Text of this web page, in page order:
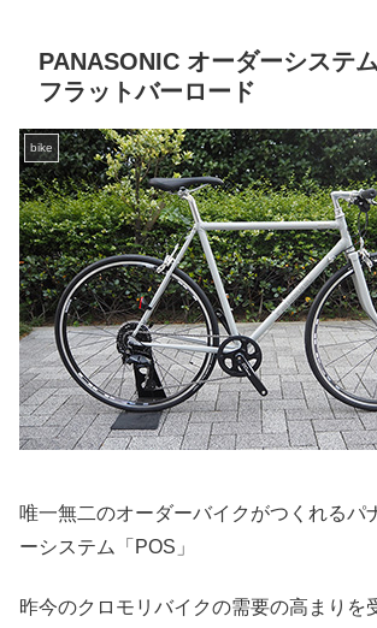
PANASONIC オーダーシステ
フラットバーロード
bike
唯一無二のオーダーバイクがつくれるパ
ーシステム「POS」
昨今のクロモリバイクの需要の高まりを